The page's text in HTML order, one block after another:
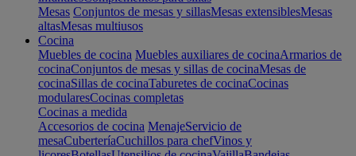
Mesas Conjuntos de mesas y sillasMesas extensiblesMesas
altasMesas multiusos
Cocina
Muebles de cocina Muebles auxiliares de cocinaArmarios de
cocinaConjuntos de mesas y sillas de cocinaMesas de
cocinaSillas de cocinaTaburetes de cocinaCocinas
modularesCocinas completas
Cocinas a medida
Accesorios de cocina MenajeServicio de
mesaCuberteríaCuchillos para chefVinos y